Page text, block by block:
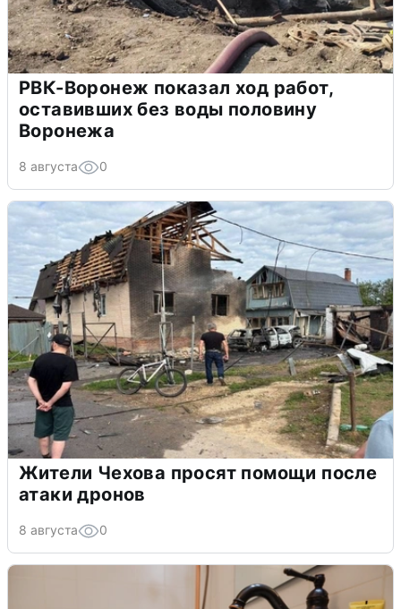
РВК-Воронеж показал ход работ,
оставивших без воды половину
Воронежа
8 августа 0
Жители Чехова просят помощи после
атаки дронов
8 августа 0